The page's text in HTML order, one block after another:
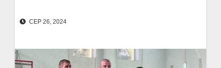
СЕР 26, 2024